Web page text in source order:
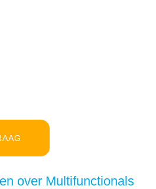
over Multifunctionals